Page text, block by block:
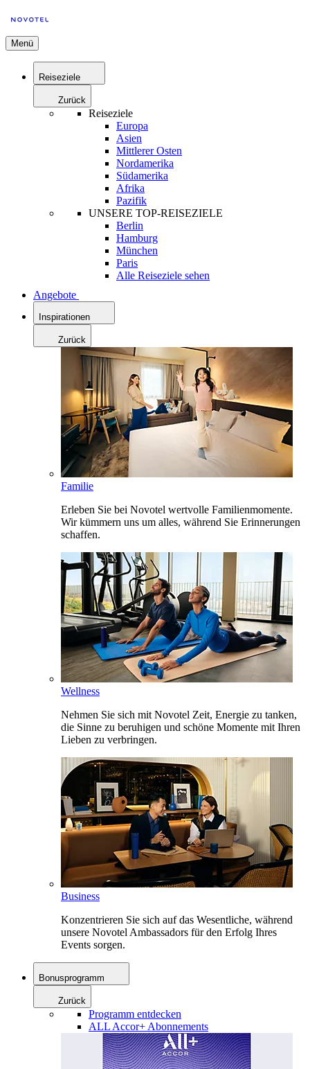
Menü
Reiseziele
Zurück
Reiseziele
Europa
Asien
Mittlerer Osten
Nordamerika
Südamerika
Afrika
Pazifik
UNSERE TOP-REISEZIELE
Berlin
Hamburg
München
Paris
Alle Reiseziele sehen
Angebote
Inspirationen
Zurück
Familie
Erleben Sie bei Novotel wertvolle Familienmomente.
Wir kümmern uns um alles, während Sie Erinnerungen
schaffen.
Wellness
Nehmen Sie sich mit Novotel Zeit, Energie zu tanken,
die Sinne zu beruhigen und schöne Momente mit Ihren
Lieben zu verbringen.
Business
Konzentrieren Sie sich auf das Wesentliche, während
unsere Novotel Ambassadors für den Erfolg Ihres
Events sorgen.
Bonusprogramm
Zurück
Programm entdecken
ALL Accor+ Abonnements